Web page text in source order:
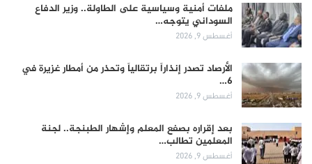
ملفات أمنية وسياسية على الطاولة.. وزير الدفاع
السوداني يتوجه…
أغسطس 9, 2026
الأرصاد تصدر إنذاراً برتقالياً وتحذر من أمطار غزيرة في
6…
أغسطس 9, 2026
بعد إقراره بصفع المعلم وإشهار الطبنجة.. لجنة
المعلمين تطالب…
أغسطس 9, 2026